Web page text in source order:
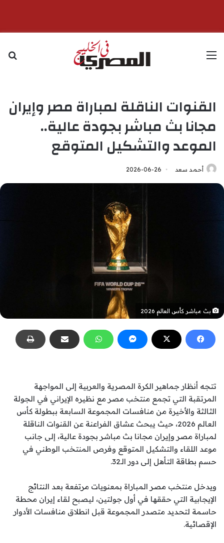
القائمة
القنوات الناقلة لمباراة مصر وإيران
مجانا بث مباشر بجودة عالية..
الموعد والتشكيل المتوقع
أحمد سعد 2026-06-26
بث مباشر كأس العالم 2026
تتجه أنظار جماهير الكرة المصرية والعربية إلى المواجهة
المرتقبة التي تجمع منتخب مصر مع نظيره الإيراني في الجولة
الثالثة والأخيرة من منافسات المجموعة السابعة ببطولة كأس
العالم 2026، حيث يبحث عشاق الفراعنة عن القنوات الناقلة
لمباراة مصر وإيران مجانا بث مباشر بجودة عالية، إلى جانب
موعد اللقاء والتشكيل المتوقع وفرص المنتخب الوطني في
حسم بطاقة التأهل إلى دور الـ32.
ويدخل منتخب مصر المباراة بمعنويات مرتفعة بعد النتائج
الإيجابية التي حققها في أول جولتين، ليصبح لقاء إيران محطة
حاسمة لتحديد متصدر المجموعة قبل انطلاق منافسات الأدوار
الإقصائية.